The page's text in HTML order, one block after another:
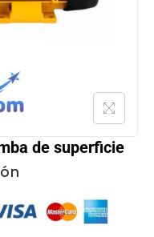
de superficie